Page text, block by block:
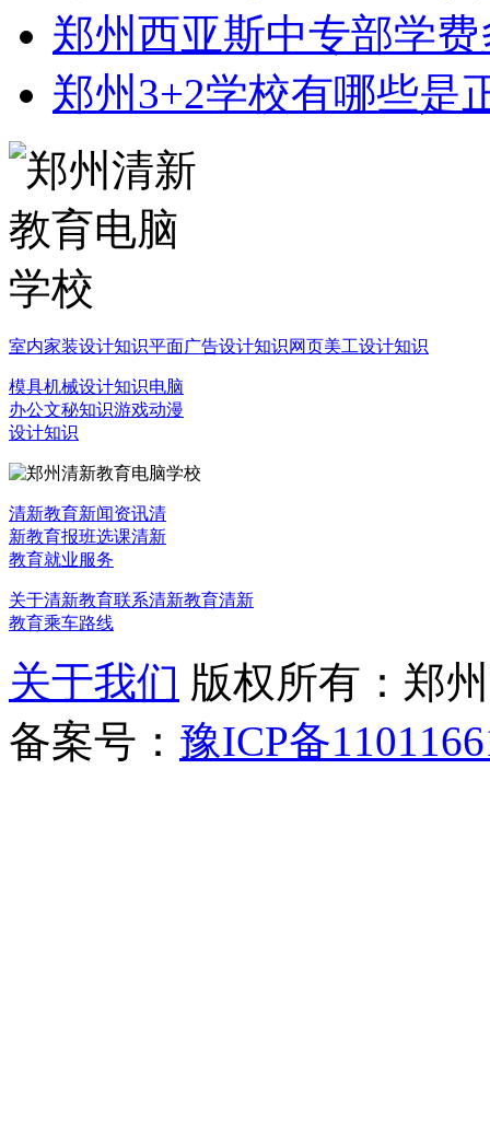
郑州西亚斯中专部学
郑州3+2学校有哪些是
室内家装设计知识平面广告设计知识网页美工设计知识
模具机械设计知识电脑
办公文秘知识游戏动漫
设计知识
清新教育新闻资讯清
新教育报班选课清新
教育就业服务
关于清新教育联系清新教育清新
教育乘车路线
关于我们 版权所有：郑
备案号： 豫ICP备